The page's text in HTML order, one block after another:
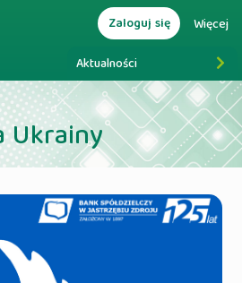
Aktualności
Zaloguj się Więcej
Ukrainy